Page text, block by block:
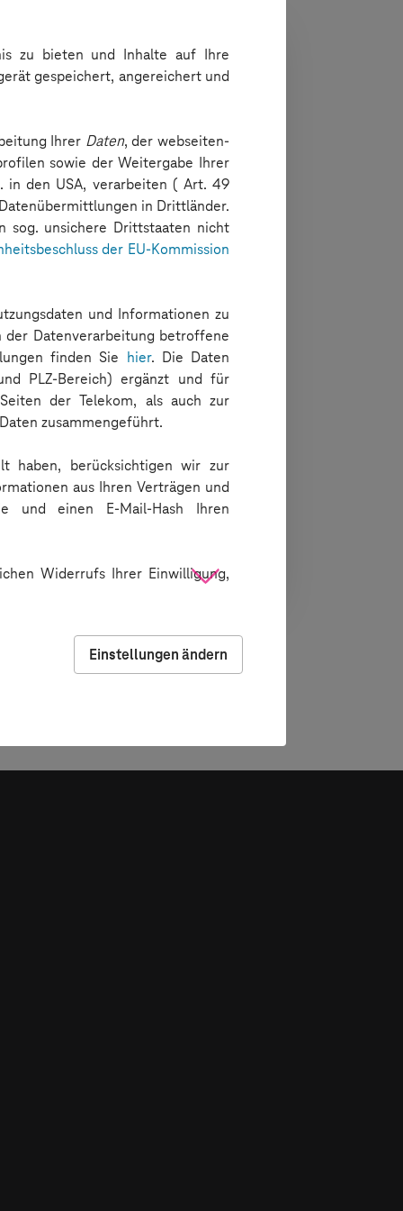
"Reports" abrufen. Eine detaillierte
Sie über Ihr User-Icon (rechts-oben) und dem
im Detail anschauen. Dabei wird
zu bieten und Inhalte auf Ihre
gespeichert, angereichert und
Ihrer Daten, der webseiten-
sowie der Weitergabe Ihrer
in den USA, verarbeiten ( Art. 49
in Drittländer.
sog. unsichere Drittstaaten nicht
der EU-Kommission
und Informationen zu
der Datenverarbeitung betroffene
finden Sie hier. Die Daten
PLZ-Bereich) ergänzt und für
der Telekom, als auch zur
zusammengeführt.
haben, berücksichtigen wir zur
aus Ihren Verträgen und
und einen E-Mail-Hash Ihren
Widerrufs Ihrer Einwilligung,
Einstellungen ändern